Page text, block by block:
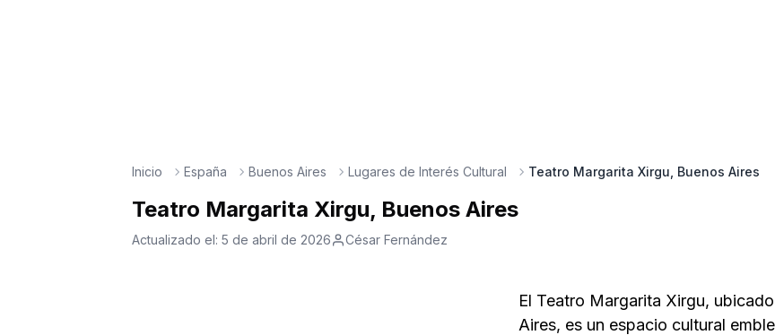
Inicio España Buenos Aires Lugares de Interés Cultural Teatro Margarita Xirgu, Buenos Aires
Teatro Margarita Xirgu, Buenos Aires
Actualizado el:5 de abril de 2026 César Fernández
El Teatro Margarita Xirgu,
Aires, es un espacio cultural